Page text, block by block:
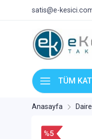
satis@e-
TÜM
Anasayfa
%5